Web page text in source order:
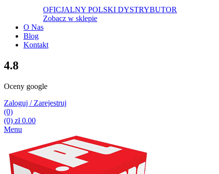
OFICJALNY POLSKI DYSTRYBUTOR
Zobacz w sklepie
O Nas
Blog
Kontakt
4.8
Oceny google
Zaloguj / Zarejestruj
(0)
(0) zł0.00
Menu